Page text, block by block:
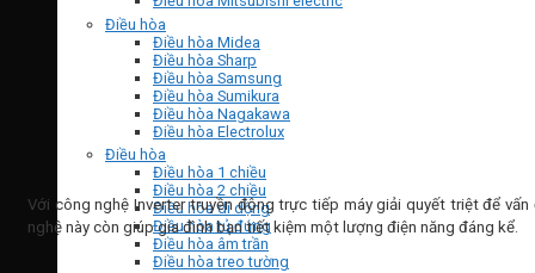
Điều hòa
Điều hòa Midea
Điều hòa Sharp
Điều hòa Samsung
Điều hòa Sumikura
Điều hòa Nagakawa
Điều hòa Electrolux
Điều hòa
Điều hòa 1 chiều
Điều hòa 2 chiều
Điều hòa di dộng
Điều hòa tủ đứng
Điều hòa âm trần
Điều hòa treo tường
Với công nghệ Inverter truyền động trực tiếp máy giải quyết triệt để
nghệ này còn giúp gia đình bạn tiết kiệm một lượng điện năng đáng kể.